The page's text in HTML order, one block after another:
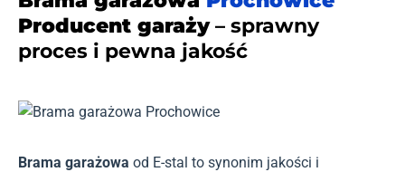
Producent garaży– sprawny
proces i pewna jakość
Brama garażowa od E-stal to synonim jakości i